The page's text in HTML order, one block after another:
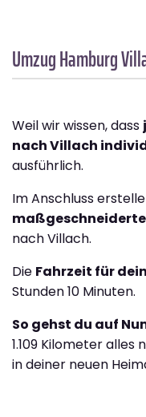
Umzug Hamburg
Weil wir wissen, dass
nach Villach
ausführlich.
Im Anschluss
nach Villach.
Die Fahrzeit für
Stunden 10 Minuten.
So gehst du auf
1.109 Kilometer
in deiner neuen